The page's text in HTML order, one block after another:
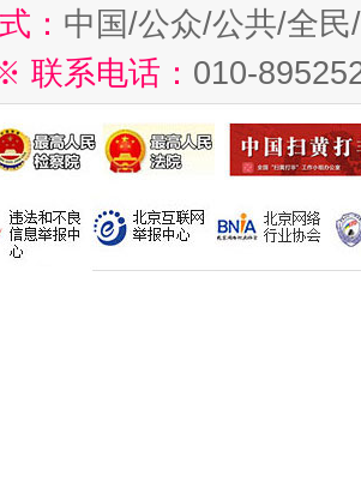
： 中国/公众/公共/全
联系电话： 010-